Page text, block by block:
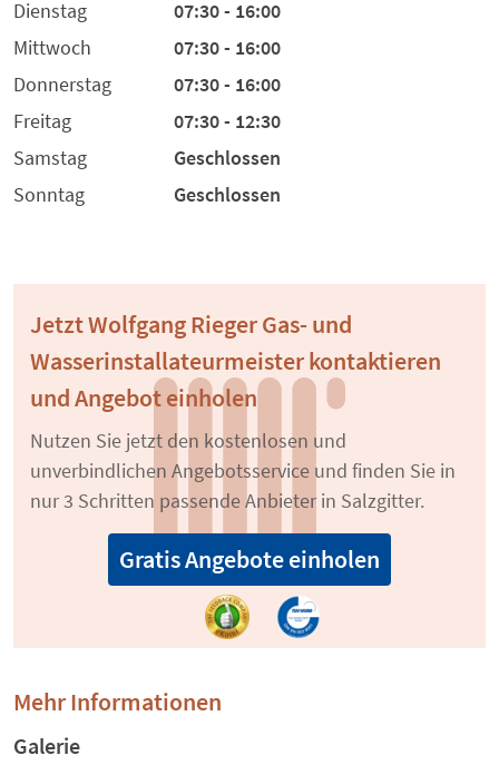
Dienstag
07:30 - 16:00
Mittwoch
07:30 - 16:00
Donnerstag
07:30 - 16:00
Freitag
07:30 - 12:30
Samstag
Geschlossen
Sonntag
Geschlossen
Jetzt Wolfgang Rieger Gas- und
Wasserinstallateurmeister kontaktieren
und Angebot einholen
Nutzen Sie jetzt den kostenlosen und
unverbindlichen Angebotsservice und finden Sie in
nur 3 Schritten passende Anbieter in Salzgitter.
Gratis Angebote einholen
Mehr Informationen
Galerie